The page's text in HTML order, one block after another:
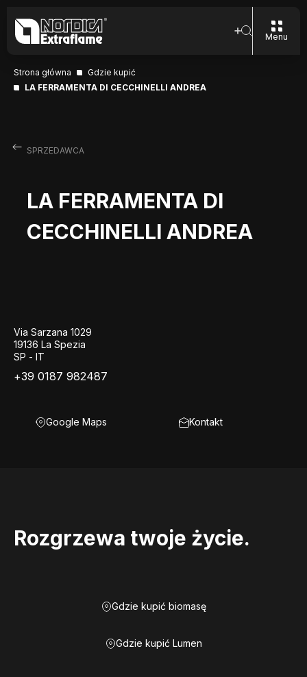
Menu
Strona główna
Gdzie kupić
LA FERRAMENTA DI CECCHINELLI ANDREA
SPRZEDAWCA
LA FERRAMENTA DI
CECCHINELLI ANDREA
Via Sarzana 1029
19136 La Spezia
SP - IT
+39 0187 982487
Google Maps Kontakt
Rozgrzewa twoje życie.
Gdzie kupić biomasę
Gdzie kupić Lumen